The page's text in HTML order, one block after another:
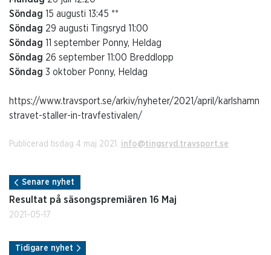
Söndag 15 augusti 13:45 **
Söndag 29 augusti Tingsryd 11:00
Söndag 11 september Ponny, Heldag
Söndag 26 september 11:00 Breddlopp
Söndag 3 oktober Ponny, Heldag
https://www.travsport.se/arkiv/nyheter/2021/april/karlshamn
stravet-staller-in-travfestivalen/
Publicerad tisdag 4 maj 2021. info@tingsryd.travsport.se
Senare nyhet
Resultat på säsongspremiären 16 Maj
2021-05-17
Tidigare nyhet